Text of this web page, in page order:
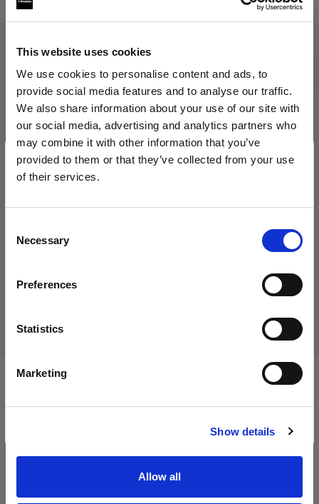
This website uses cookies
We use cookies to personalise content and ads, to
provide social media features and to analyse our traffic.
We also share information about your use of our site with
our social media, advertising and analytics partners who
may combine it with other information that you’ve
provided to them or that they’ve collected from your use
of their services.
Selection
Necessary
Preferences
Statistics
Marketing
Show details
Allow all
Möchten Sie Ihren Standort aktualisieren?
Cyprus
Sprache
Website besuchen
Double 3.5 mm Sync Inlet
Variante wählen:
Ausgewählte
Double 3.5 mm Sync Inlet
Produkt eingestellt
Dieses Produkt wurde eingestellt und kann nicht mehr
käuflich erworben werden. Bitte kontaktieren Sie uns, wenn
Produktdetails